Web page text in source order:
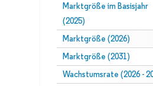
Marktgröße im Basisjahr
(2025)
Marktgröße (2026)
Marktgröße (2031)
Wachstumsrate (2026 -
erfordert Namensnennung